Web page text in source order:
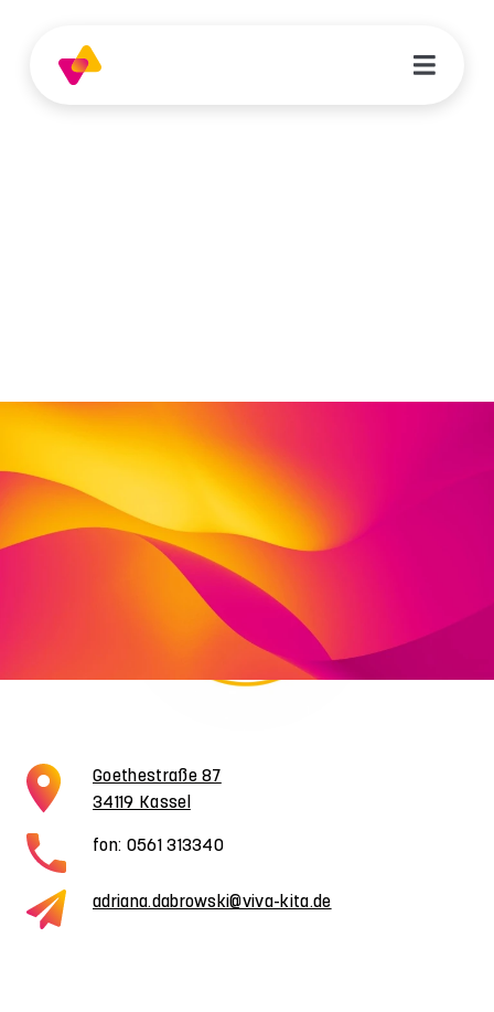
Goethestraße 87
34119 Kassel
fon: 0561 313340
adriana.dabrowski@viva-kita.de